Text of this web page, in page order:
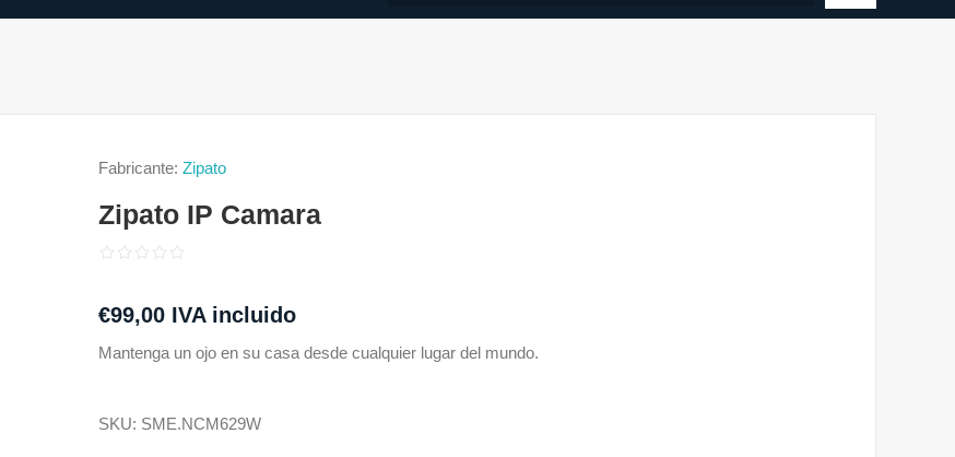
Fabricante: Zipato
Zipato IP Camara
€99,00 IVA incluido
Mantenga un ojo en su casa desde cualquier lugar del mundo.
SKU: SME.NCM629W